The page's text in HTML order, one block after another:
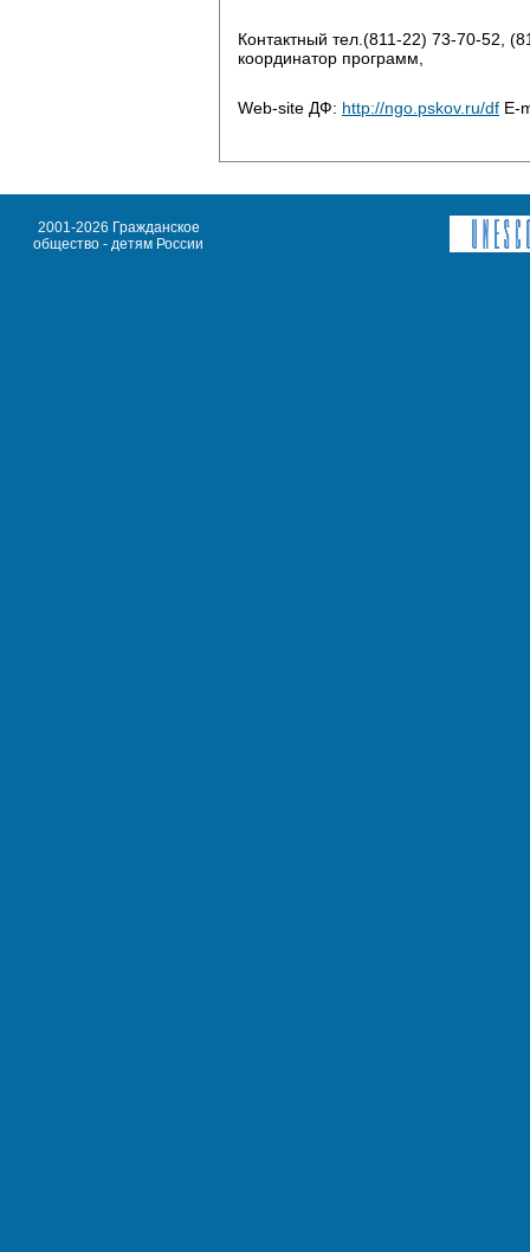
Контактный тел.(811-22) 73-70-52,
координатор программ,
Web-site ДФ: http://ngo.pskov.ru/df E-
2001-2026 Гражданское
общество - детям России